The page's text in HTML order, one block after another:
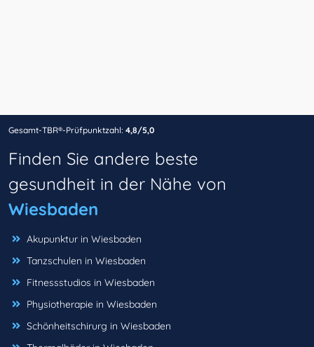
Gesamt-TBR®-Prüfpunktzahl: 4,8/5,0
Finden Sie andere beste
gesundheit in der Nähe von
Wiesbaden
Akupunktur in Wiesbaden
Tanzschulen in Wiesbaden
Fitnessstudios in Wiesbaden
Physiotherapie in Wiesbaden
Schönheitschirurg in Wiesbaden